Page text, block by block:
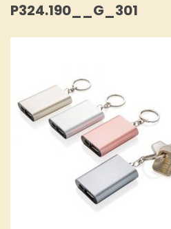
P324.190__G_301